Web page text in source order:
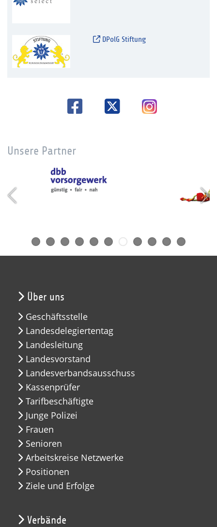
DPolG Stiftung
Unsere Partner
Über uns
Geschäftsstelle
Landesdelegiertentag
Landesleitung
Landesvorstand
Landesverbandsausschuss
Kassenprüfer
Tarifbeschäftigte
Junge Polizei
Frauen
Senioren
Arbeitskreise Netzwerke
Positionen
Ziele und Erfolge
Verbände